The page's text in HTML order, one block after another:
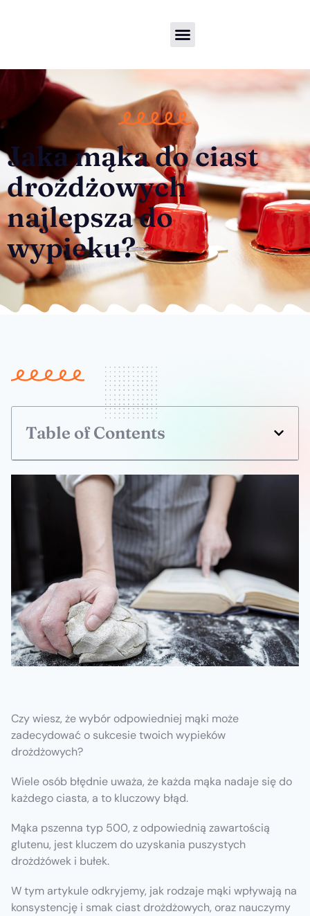
Jaka mąka do ciast
drożdżowych
najlepsza do
wypieku?
Table of Contents
Czy wiesz, że wybór odpowiedniej mąki może
zadecydować o sukcesie twoich wypieków
drożdżowych?
Wiele osób błędnie uważa, że każda mąka nadaje się do
każdego ciasta, a to kluczowy błąd.
Mąka pszenna typ 500, z odpowiednią zawartością
glutenu, jest kluczem do uzyskania puszystych
drożdżówek i bułek.
W tym artykule odkryjemy, jak rodzaje mąki wpływają na
konsystencję i smak ciast drożdżowych, oraz nauczymy